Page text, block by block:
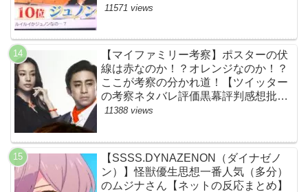
考察まとめ感想評価評判・スッキリ・
11571 views
【マイファミリー考察】ポスターの伏
線は赤なのか！？オレンジなのか！？
ここが考察の分かれ道！【ツイッター
の考察ネタバレ評価黒幕評判感想批判
原作犯人キャスト脚本あらすじ伏線ま
11388 views
【SSSS.DYNAZENON（ダイナゼノ
ン）】怪獣優生思想一番人気（多分）
のムジナさん【ネットの反応まとめ】